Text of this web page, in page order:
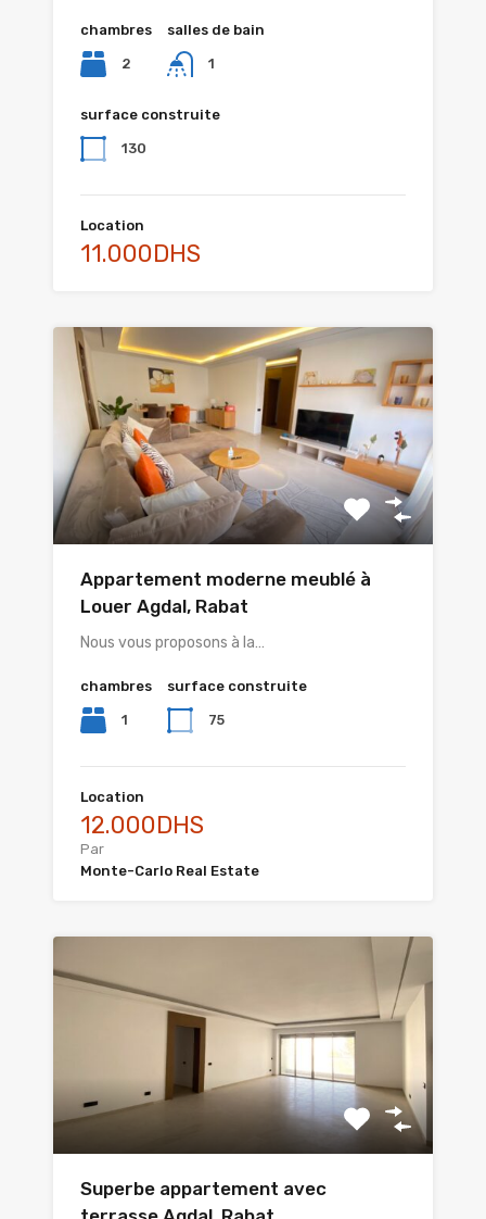
chambres
2
salles de bain
1
surface construite
130
Location
11.000DHS
Appartement moderne meublé à
Louer Agdal, Rabat
Nous vous proposons à la…
chambres
1
surface construite
75
Location
12.000DHS
Par
Monte-Carlo Real Estate
Superbe appartement avec